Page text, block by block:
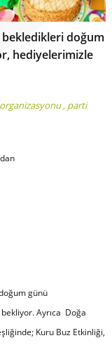
bekledikleri doğum
hediyelerimizle
, parti
günü
Ayrıca Doğa
Kuru Buz Etkinliği,